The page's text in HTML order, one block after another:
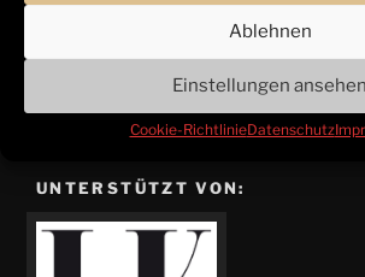
Ablehnen
Einstellungen ansehen
Cookie-RichtlinieDatenschutz
Alle Rechte vorbehalten
UNTERSTÜTZT VON: